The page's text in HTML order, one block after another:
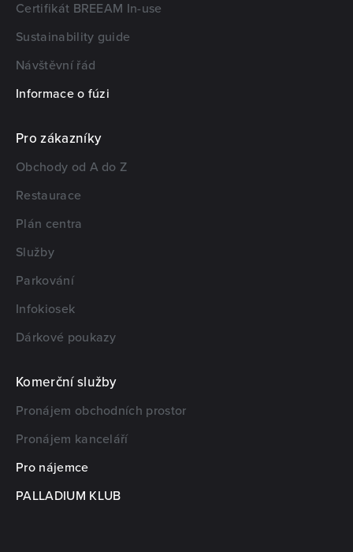
Certifikát BREEAM In-use
Sustainability guide
Návštěvní řád
Informace o fúzi
Pro zákazníky
Obchody od A do Z
Restaurace
Plán centra
Služby
Parkování
Infokiosek
Dárkové poukazy
Komerční služby
Pronájem obchodních prostor
Pronájem kanceláří
Pro nájemce
PALLADIUM KLUB